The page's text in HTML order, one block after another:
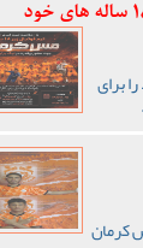
برای
کرمان